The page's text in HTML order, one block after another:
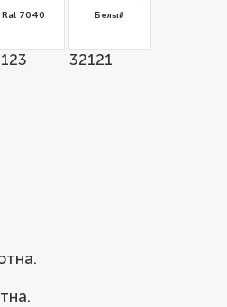
Ral 7040 Белый
32121